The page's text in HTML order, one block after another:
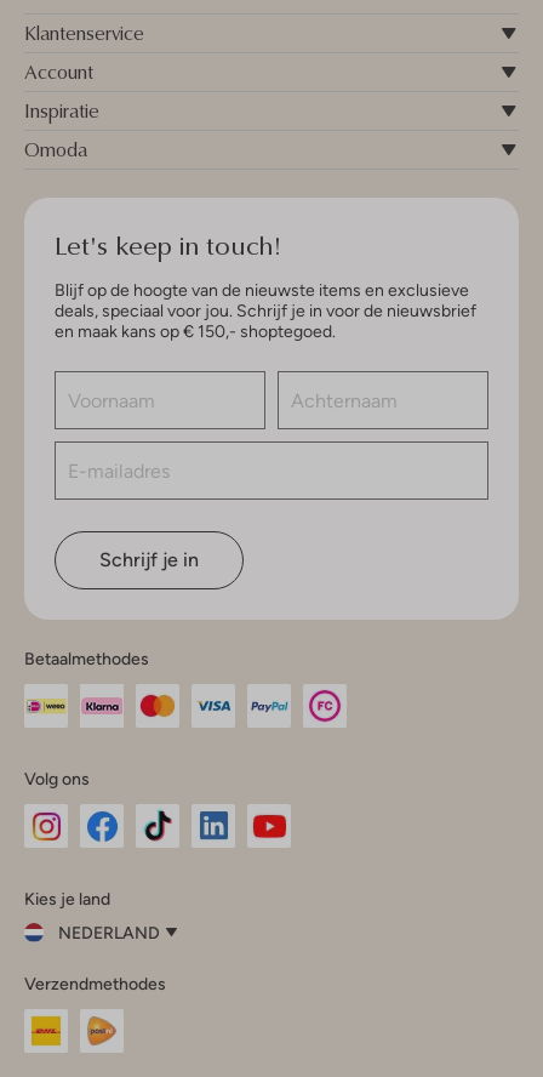
Klantenservice
Account
Inspiratie
Omoda
Let's keep in touch!
Blijf op de hoogte van de nieuwste items en exclusieve
deals, speciaal voor jou. Schrijf je in voor de nieuwsbrief
en maak kans op € 150,- shoptegoed.
Schrijf je in
Betaalmethodes
Volg ons
InstagramFacebook
Kies je land
NEDERLAND
je
land
Nederland
Verzendmethodes